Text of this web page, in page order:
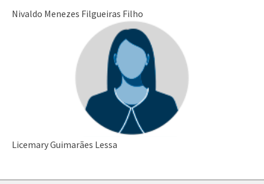
Nivaldo Menezes Filgueiras Filho
Licemary Guimarães Lessa